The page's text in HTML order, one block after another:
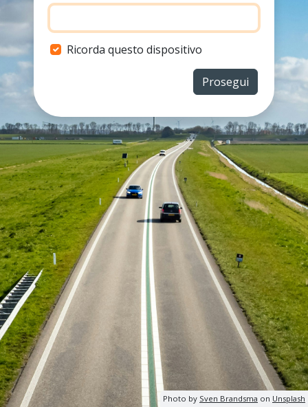
Photo by Sven Brandsma on Unsplash
Ricorda questo dispositivo
Prosegui